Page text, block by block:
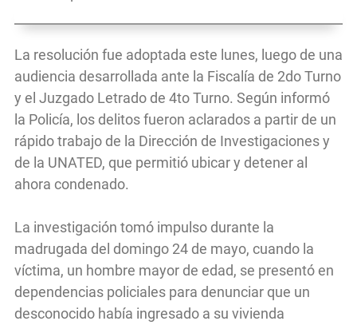
La resolución fue adoptada este lunes, luego de una
audiencia desarrollada ante la Fiscalía de 2do Turno
y el Juzgado Letrado de 4to Turno. Según informó
la Policía, los delitos fueron aclarados a partir de un
rápido trabajo de la Dirección de Investigaciones y
de la UNATED, que permitió ubicar y detener al
ahora condenado.
La investigación tomó impulso durante la
madrugada del domingo 24 de mayo, cuando la
víctima, un hombre mayor de edad, se presentó en
dependencias policiales para denunciar que un
desconocido había ingresado a su vivienda